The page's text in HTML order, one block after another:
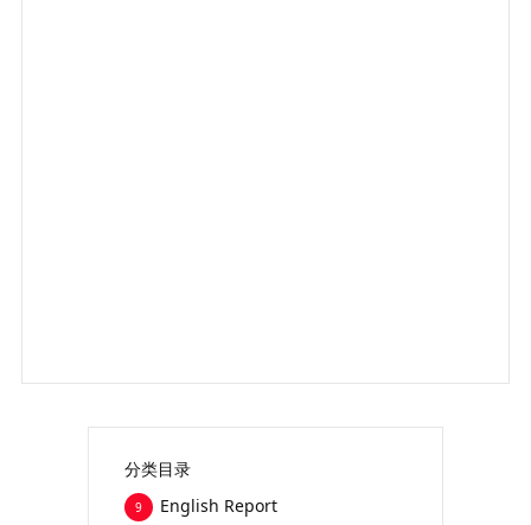
分类目录
English Report
9